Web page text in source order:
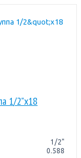
1/2"x18
1/2"
0.588